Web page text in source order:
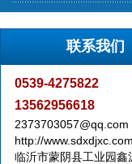
联系我们
0539-4275822
13562956618
2373703057@qq.com
http://
临沂市蒙阴县工业园鑫